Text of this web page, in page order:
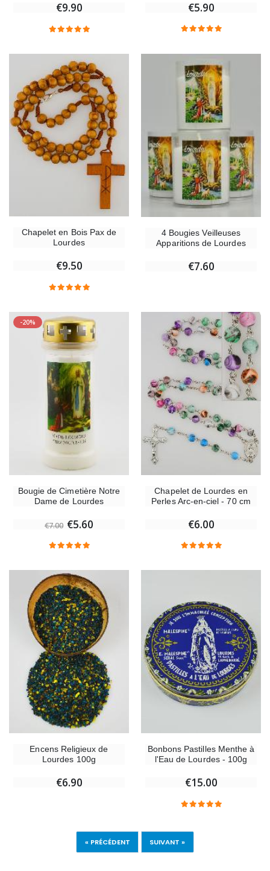
€9.90 €5.90
Chapelet en Bois Pax de
Lourdes
€9.50
4 Bougies Veilleuses
Apparitions de Lourdes
€7.60
-20%
Bougie de Cimetière Notre
Dame de Lourdes
€7.00 €5.60
Chapelet de Lourdes en
Perles Arc-en-ciel - 70 cm
€6.00
Encens Religieux de
Lourdes 100g
€6.90
Bonbons Pastilles Menthe à
l'Eau de Lourdes - 100g
€15.00
« PRÉCÉDENT SUIVANT »